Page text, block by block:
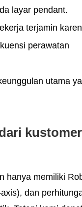
layar pendant.
terjamin
perawatan
utama
hanya memiliki
dan